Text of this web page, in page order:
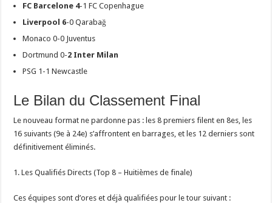
FC Barcelone 4-1 FC Copenhague
Liverpool 6-0 Qarabağ
​Monaco 0-0 Juventus
​Dortmund 0-2 Inter Milan
​PSG 1-1 Newcastle
​Le Bilan du Classement Final
​Le nouveau format ne pardonne pas : les 8 premiers filent en 8es, les
16 suivants (9e à 24e) s’affrontent en barrages, et les 12 derniers sont
définitivement éliminés.
​1. Les Qualifiés Directs (Top 8 – Huitièmes de finale)
​Ces équipes sont d’ores et déjà qualifiées pour le tour suivant :